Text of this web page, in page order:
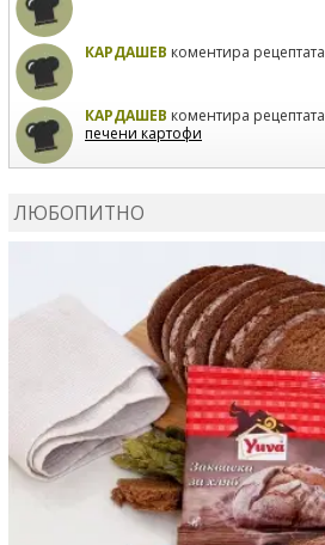
КАРДАШЕВ коментира рецептата
КАРДАШЕВ коментира рецептата
печени картофи
ЛЮБОПИТНО